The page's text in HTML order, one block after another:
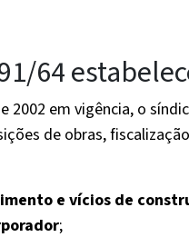
64
2002 em vigência, o
de obras,
e vícios de
;